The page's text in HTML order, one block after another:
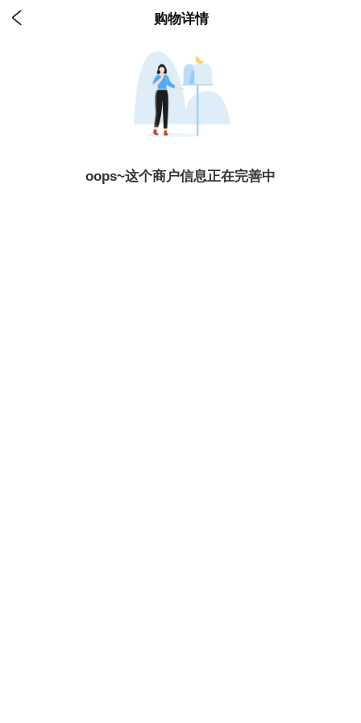
 购物详情
oops~这个商户信息正在完善中